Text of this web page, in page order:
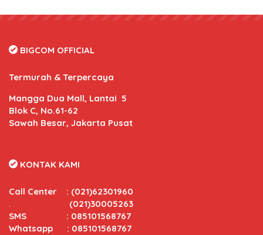
BIGCOM OFFICIAL
Termurah & Terpercaya
Mangga Dua Mall, Lantai 5
Blok C, No.61-62
Sawah Besar, Jakarta Pusat
KONTAK KAMI
Call Center : (021)62301960
. (021)30005263
SMS : 085101568767
Whatsapp : 085101568767